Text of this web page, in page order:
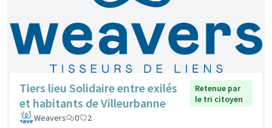
Tiers lieu Solidaire entre exilés
et habitants de Villeurbanne
Retenue par
le tri citoyen
Weavers
0 2